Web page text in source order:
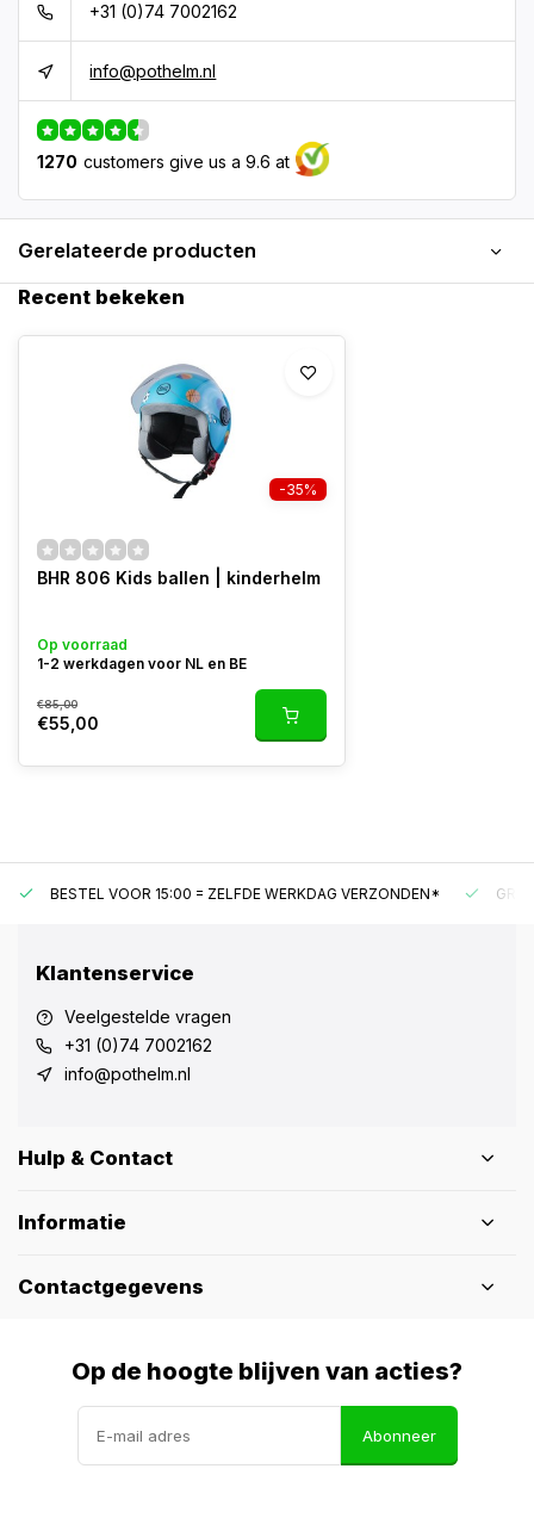
+31 (0)74 7002162
info@pothelm.nl
1270 customers give us a 9.6 at
Gerelateerde producten
Recent bekeken
-35%
BHR 806 Kids ballen | kinderhelm
Op voorraad
1-2 werkdagen voor NL en BE
€85,00
€55,00
BESTEL VOOR 15:00 = ZELFDE WERKDAG VERZONDEN*
Klantenservice
Veelgestelde vragen
+31 (0)74 7002162
info@pothelm.nl
Hulp & Contact
Informatie
Contactgegevens
Op de hoogte blijven van acties?
Abonneer